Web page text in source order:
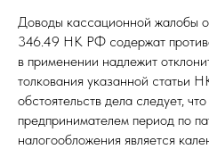
Доводы кассационной жалобы о
346.49 НК РФ содержат
в применении надлежит
толкования указанной статьи
обстоятельств дела следует,
предпринимателем период по
налогообложения является